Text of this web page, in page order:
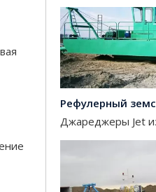
Джареджеры Jet